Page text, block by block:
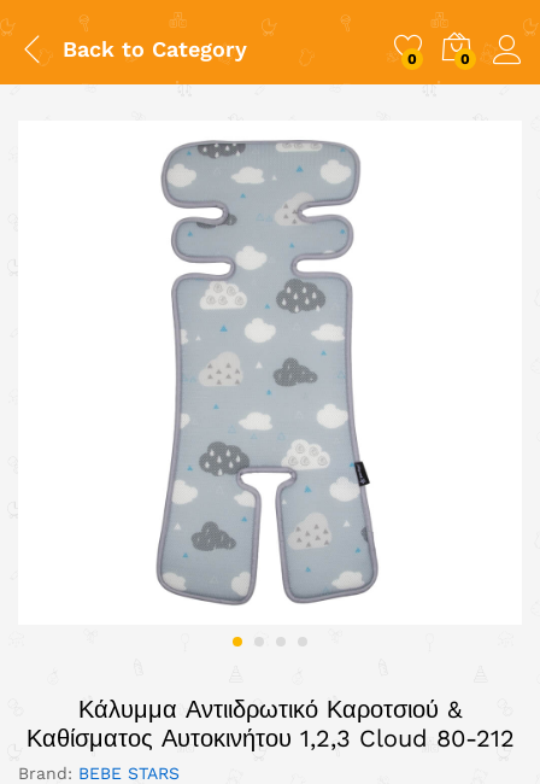
Back to Category 0 0
Κάλυμμα Αντιιδρωτικό Καροτσιού &
Καθίσματος Αυτοκινήτου 1,2,3 Cloud 80-212
Brand: BEBE STARS